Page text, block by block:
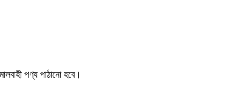
পণ্য পাঠানো হবে।